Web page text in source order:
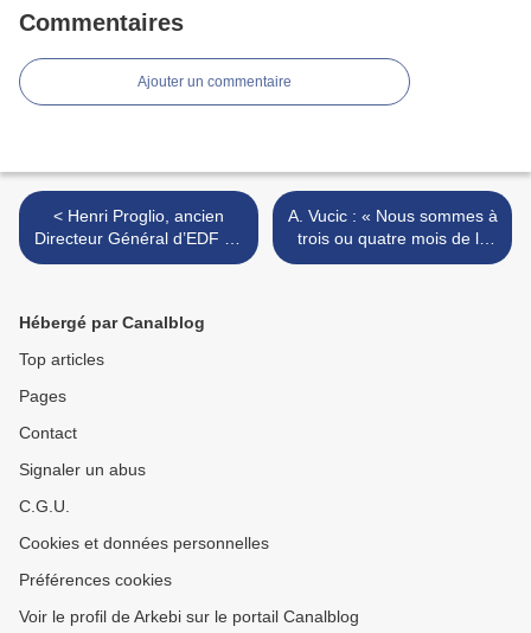
Commentaires
Ajouter un commentaire
< Henri Proglio, ancien
Directeur Général d’EDF : «
Il n’y a aucune raison pour
cours des dix dernières
A. Vucic : « Nous sommes à
trois ou quatre mois de la
Troisième Guerre mondiale
Hébergé par Canalblog
Top articles
Pages
Contact
Signaler un abus
C.G.U.
Cookies et données personnelles
Préférences cookies
Voir le profil de Arkebi sur le portail Canalblog